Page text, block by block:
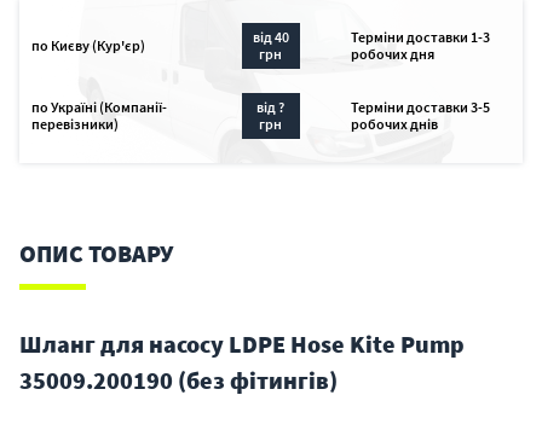
по Києву (Кур'єр)
від 40
грн
Терміни доставки 1-3
робочих дня
по Україні (Компанії-
перевізники)
від ?
грн
Терміни доставки 3-5
робочих днів
ОПИС ТОВАРУ
Шланг для насосу LDPE Hose Kite Pump
35009.200190 (без фітингів)